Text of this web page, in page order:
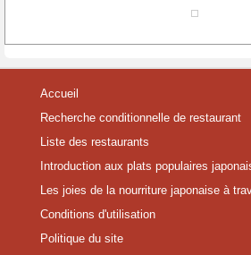
Accueil
Recherche conditionnelle de restaurant
Liste des restaurants
Introduction aux plats populaires
Les joies de la nourriture japonaise à
Conditions d'utilisation
Politique du site